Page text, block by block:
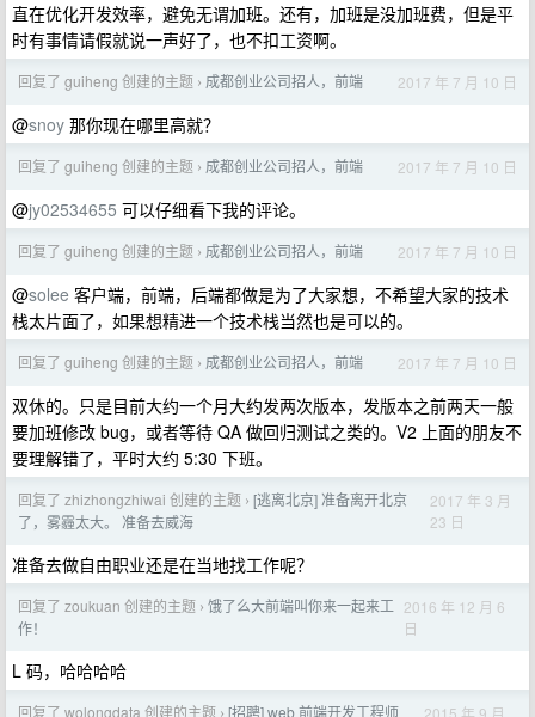
直在优化开发效率，避免无谓加班。还有，加班是没加班费，但是平
时有事情请假就说一声好了，也不扣工资啊。
回复了 guiheng 创建的主题 › 成都创业公司招人，前端 2017 年 7 月 10 日
@snoy 那你现在哪里高就？
回复了 guiheng 创建的主题 › 成都创业公司招人，前端 2017 年 7 月 10 日
@jy02534655 可以仔细看下我的评论。
回复了 guiheng 创建的主题 › 成都创业公司招人，前端 2017 年 7 月 10 日
@solee 客户端，前端，后端都做是为了大家想，不希望大家的技术
栈太片面了，如果想精进一个技术栈当然也是可以的。
回复了 guiheng 创建的主题 › 成都创业公司招人，前端 2017 年 7 月 10 日
双休的。只是目前大约一个月大约发两次版本，发版本之前两天一般
要加班修改 bug，或者等待 QA 做回归测试之类的。V2 上面的朋友不
要理解错了，平时大约 5:30 下班。
回复了 zhizhongzhiwai 创建的主题 › [逃离北京] 准备离开北京
了，雾霾太大。 准备去威海
2017 年 3 月
23 日
准备去做自由职业还是在当地找工作呢？
回复了 zoukuan 创建的主题 › 饿了么大前端叫你来一起来工
作！
2016 年 12 月 6
日
L 码，哈哈哈哈
回复了 wolongdata 创建的主题 › [招聘] web 前端开发工程师 2015 年 9 月